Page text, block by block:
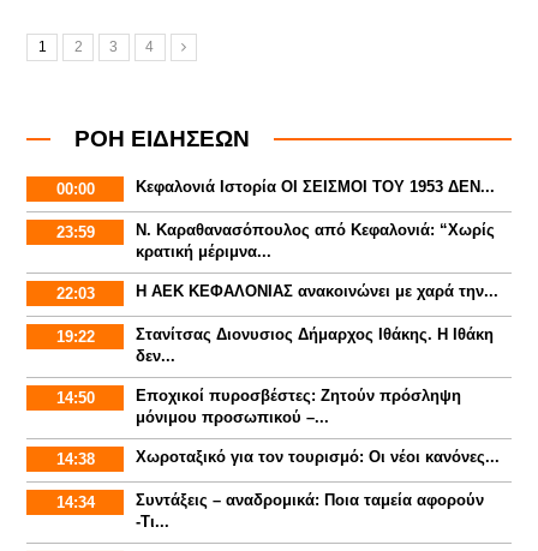
1 2 3 4
ΡΟΗ ΕΙΔΗΣΕΩΝ
00:00 Κεφαλονιά Ιστορία ΟΙ ΣΕΙΣΜΟΙ ΤΟΥ 1953 ΔΕΝ...
23:59
Ν. Καραθανασόπουλος από Κεφαλονιά: “Χωρίς
κρατική μέριμνα...
22:03 Η ΑΕΚ ΚΕΦΑΛΟΝΙΑΣ ανακοινώνει με χαρά την...
19:22
Στανίτσας Διονυσιος Δήμαρχος Ιθάκης. Η Ιθάκη
δεν...
14:50
Εποχικοί πυροσβέστες: Ζητούν πρόσληψη
μόνιμου προσωπικού –...
14:38 Χωροταξικό για τον τουρισμό: Οι νέοι κανόνες...
14:34
Συντάξεις – αναδρομικά: Ποια ταμεία αφορούν
-Τι...